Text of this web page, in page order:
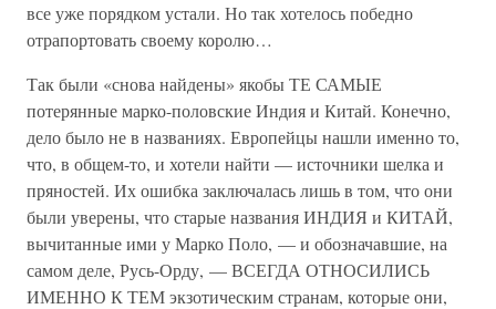
все уже порядком устали. Но так хотелось победно
отрапортовать своему королю…
Так были «снова найдены» якобы ТЕ САМЫЕ
потерянные марко-половские Индия и Китай. Конечно,
дело было не в названиях. Европейцы нашли именно то,
что, в общем-то, и хотели найти — источники шелка и
пряностей. Их ошибка заключалась лишь в том, что они
были уверены, что старые названия ИНДИЯ и КИТАЙ,
вычитанные ими у Марко Поло, — и обозначавшие, на
самом деле, Русь-Орду, — ВСЕГДА ОТНОСИЛИСЬ
ИМЕННО К ТЕМ экзотическим странам, которые они,